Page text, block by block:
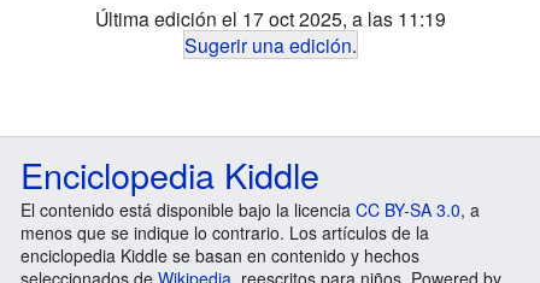
Última edición el 17 oct 2025, a las 11:19
Sugerir una edición.
Enciclopedia Kiddle
El contenido está disponible bajo la licencia CC BY-SA 3.0, a
menos que se indique lo contrario. Los artículos de la
enciclopedia Kiddle se basan en contenido y hechos
seleccionados de Wikipedia , reescritos para niños. Powered by